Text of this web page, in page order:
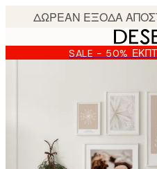
content.
SALE - 50%